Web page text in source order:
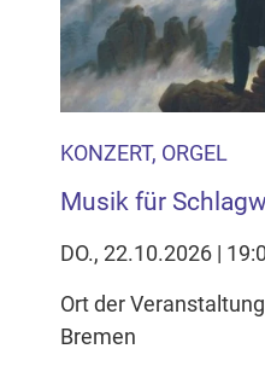
KONZERT, ORGEL
Musik für
DO., 22.10.2026 |
Ort der
Bremen